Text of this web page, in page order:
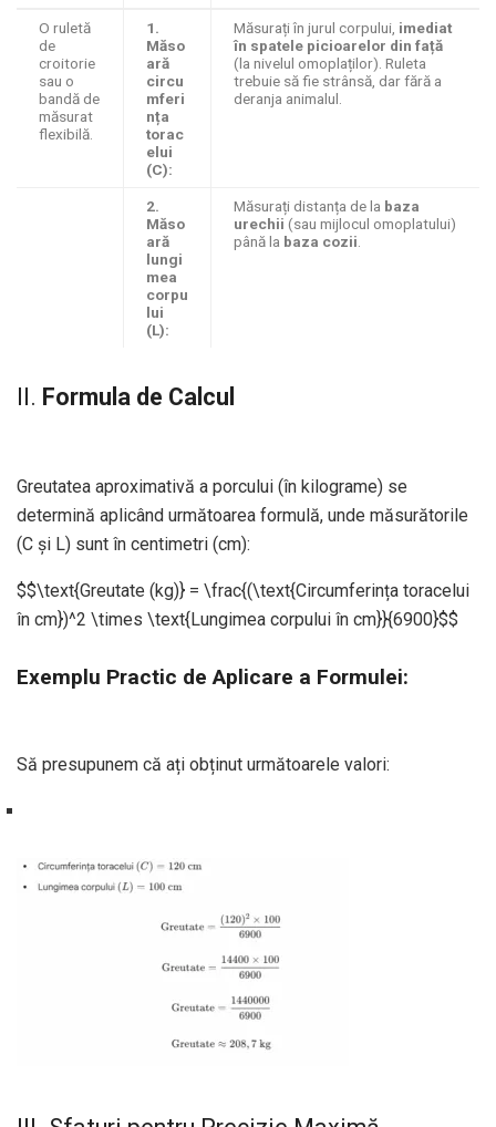
O ruletă
de
croitorie
sau o
bandă de
măsurat
flexibilă.
1.
Măso
ară
circu
mferi
nța
torac
elui
(C):
Măsurați în jurul corpului, imediat
în spatele picioarelor din față
(la nivelul omoplaților). Ruleta
trebuie să fie strânsă, dar fără a
deranja animalul.
2.
Măso
ară
lungi
mea
corpu
lui
(L):
Măsurați distanța de la baza
urechii (sau mijlocul omoplatului)
până la baza cozii
II. Formula de Calcul
Greutatea aproximativă a porcului (în kilograme) se
determină aplicând următoarea formulă, unde măsurătorile
(C și L) sunt în centimetri (cm):
$$\text{Greutate (kg)} = \frac{(\text{Circumferința toracelui
în cm})^2 \times \text{Lungimea corpului în cm}}{6900}$$
Exemplu Practic de Aplicare a Formulei:
Să presupunem că ați obținut următoarele valori: